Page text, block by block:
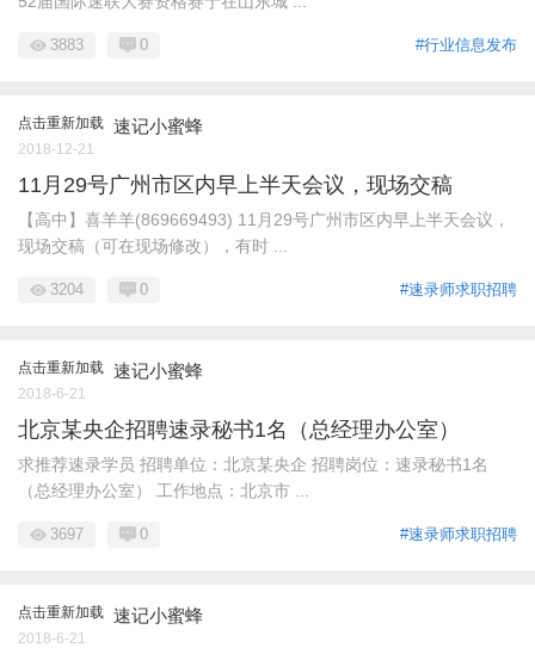
#行业信息发布
3883 0
点击重新加载 速记小蜜蜂
2018-12-21
11月29号广州市区内早上半天会议，现场交稿
【高中】喜羊羊(869669493) 11月29号广州市区内早上半天会议，
现场交稿（可在现场修改），有时 ...
#速录师求职招聘
3204 0
点击重新加载 速记小蜜蜂
2018-6-21
北京某央企招聘速录秘书1名（总经理办公室）
求推荐速录学员 招聘单位：北京某央企 招聘岗位：速录秘书1名
（总经理办公室） 工作地点：北京市 ...
#速录师求职招聘
3697 0
点击重新加载 速记小蜜蜂
2018-6-21